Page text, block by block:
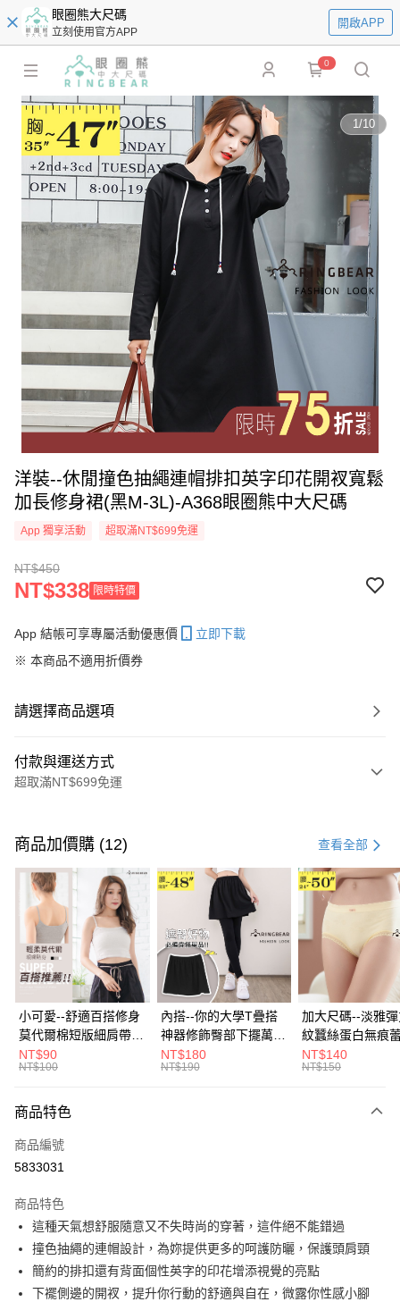
眼圈熊大尺碼
立刻使用官方APP
開啟APP
0
1/10
洋裝--休閒撞色抽繩連帽排扣英字印花開衩寬鬆
加長修身裙(黑M-3L)-A368眼圈熊中大尺碼
App 獨享活動 超取滿NT$699免運
NT$450
NT$338 限時特價
App 結帳可享專屬活動優惠價
立即下載
※ 本商品不適用折價券
請選擇商品選項
付款與運送方式
超取滿NT$699免運
信用卡一次付款
超商取貨付款
LINE Pay
Apple Pay
街口支付
悠遊付
Google Pay
全盈+PAY
大哥付你分期
【大哥付你分期使用說明】
1.本服務由台灣大哥大提供，台灣大哥大用戶可立即使用無須另外申請。
流程，驗證手機門號後，選擇欲分期的期數、繳款截止日，確認付款後即完
成交易。
3.實際核准額度、可分期數及費用金額請依後續交易確認頁面所載為準。
4.訂單成立30分鐘內，如未前往確認交易或遇審核未通過，訂單將自動取
法說明評估內容。
【繳款方式說明】
AFTEE先享後付
【關於「AFTEE先享後付」】
AFTEE先享後付是「在收到商品之後才付款」的支付方式。 讓您購物簡單
便利好安心！
１．簡單：不需註冊會員、不需綁卡、不需儲值。
２．便利：只要手機號碼，簡訊認證，即可結帳。
３．安心：先確認商品／服務後，再付款。
ATM付款
全家取貨付款
商品加價購 (12) 查看全部
小可愛--舒適百搭修身
莫代爾棉短版細肩帶素
色背心(白.黑.灰L-2L)-
U582眼圈熊中大尺碼
NT$90
NT$100
內搭--你的大學T疊搭
神器修飾臀部下擺萬用
內搭裙/遮臀裙(黑2L-
6L)-Q155眼圈熊中大
NT$180
NT$190
加大尺碼--淡雅
紋蠶絲蛋白無痕
角內褲(白.粉.藍.
3L)-L28眼圈熊中
NT$140
NT$150
商品特色
商品編號
5833031
商品特色
這種天氣想舒服隨意又不失時尚的穿著，這件絕不能錯過
撞色抽繩的連帽設計，為妳提供更多的呵護防曬，保護頭肩頸
簡約的排扣還有背面個性英字的印花增添視覺的亮點
下襬側邊的開衩，提升你行動的舒適與自在，微露你性感小腳